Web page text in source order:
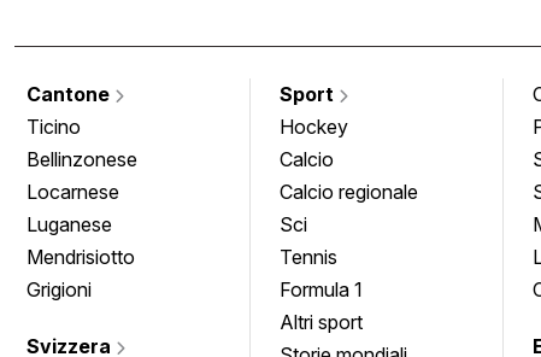
Cantone
Ticino
Bellinzonese
Locarnese
Luganese
Mendrisiotto
Grigioni
Svizzera
Sport
Hockey
Calcio
Calcio regionale
Sci
Tennis
Formula 1
Altri sport